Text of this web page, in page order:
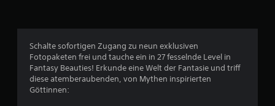
w
e
Schalte sofortigen Zugang zu neun exklusiven
Fotopaketen frei und tauche ein in 27 fesselnde Level in
Fantasy Beauties! Erkunde eine Welt der Fantasie und triff
diese atemberaubenden, von Mythen inspirierten
Göttinnen: